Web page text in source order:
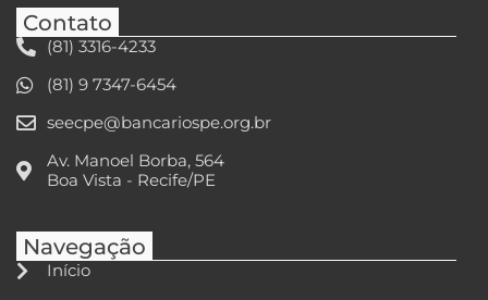
Contato
(81) 3316-4233
(81) 9 7347-6454
seecpe@bancariospe.org.br
Av. Manoel Borba, 564
Boa Vista - Recife/PE
Navegação
Início